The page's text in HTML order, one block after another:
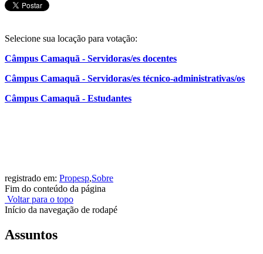
Selecione sua locação para votação:
Câmpus Camaquã - Servidoras/es docentes
Câmpus Camaquã - Servidoras/es técnico-administrativas/os
Câmpus Camaquã - Estudantes
registrado em: Propesp,Sobre
Fim do conteúdo da página
Voltar para o topo
Início da navegação de rodapé
Assuntos